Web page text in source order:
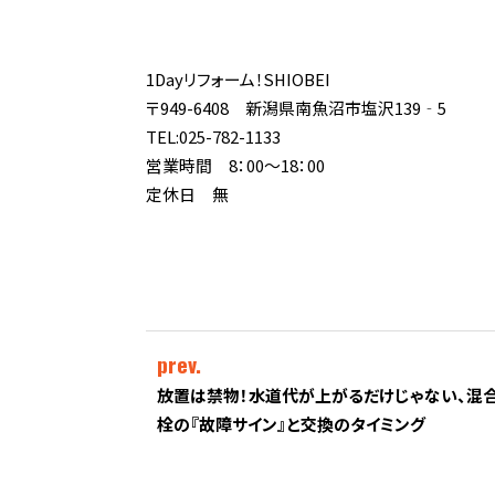
1Dayリフォーム！SHIOBEI
〒949-6408 新潟県南魚沼市塩沢139‐5
TEL:025-782-1133
営業時間 8：00～18：00
定休日 無
prev.
放置は禁物！水道代が上がるだけじゃない、混
栓の『故障サイン』と交換のタイミング